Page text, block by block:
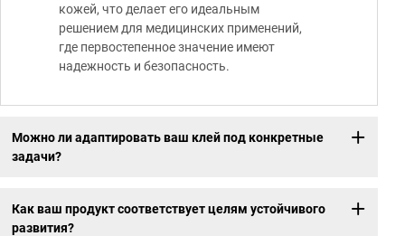
кожей, что делает его идеальным
решением для медицинских применений,
где первостепенное значение имеют
надежность и безопасность.
Можно ли адаптировать ваш клей под конкретные
задачи?
Как ваш продукт соответствует целям устойчивого
развития?